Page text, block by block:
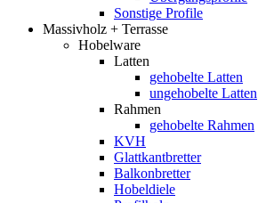
Sonstige Profile
Massivholz + Terrasse
Hobelware
Latten
gehobelte Latten
ungehobelte Latten
Rahmen
gehobelte Rahmen
KVH
Glattkantbretter
Balkonbretter
Hobeldiele